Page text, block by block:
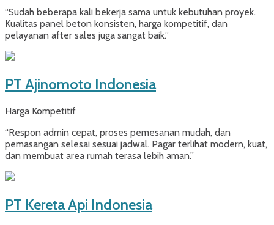
“Sudah beberapa kali bekerja sama untuk kebutuhan proyek.
Kualitas panel beton konsisten, harga kompetitif, dan
pelayanan after sales juga sangat baik.”
PT Ajinomoto Indonesia
Harga Kompetitif
“Respon admin cepat, proses pemesanan mudah, dan
pemasangan selesai sesuai jadwal. Pagar terlihat modern, kuat,
dan membuat area rumah terasa lebih aman.”
PT Kereta Api Indonesia